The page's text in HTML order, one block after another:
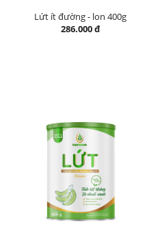
Lứt ít đường - lon 400g
286.000 đ